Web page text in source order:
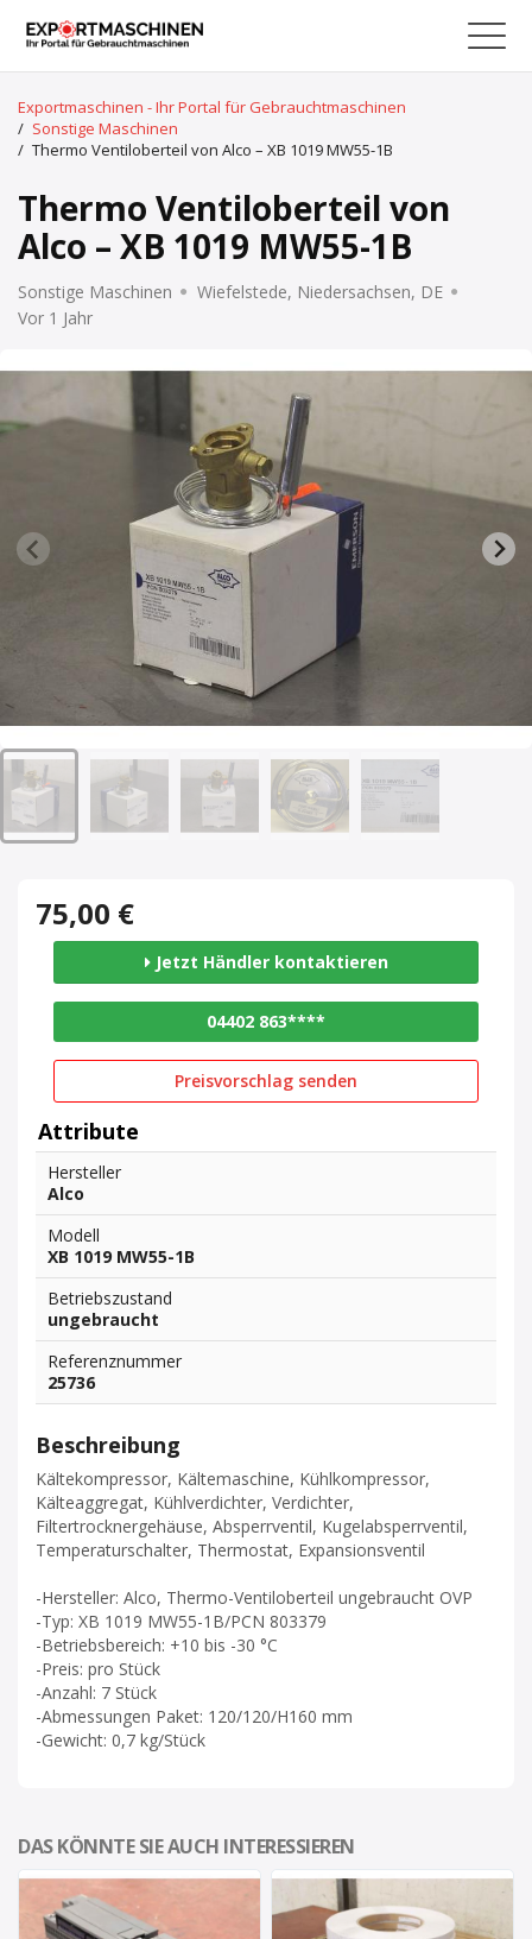
Exportmaschinen - Ihr Portal für Gebrauchtmaschinen
/ Sonstige Maschinen
/ Thermo Ventiloberteil von Alco – XB 1019 MW55-1B
Thermo Ventiloberteil von
Alco – XB 1019 MW55-1B
Sonstige Maschinen
Wiefelstede, Niedersachsen, DE
Vor 1 Jahr
75,00 €
Jetzt Händler kontaktieren
04402 863****
Preisvorschlag senden
Attribute
Hersteller
Alco
Modell
XB 1019 MW55-1B
Betriebszustand
ungebraucht
Referenznummer
25736
Beschreibung
Kältekompressor, Kältemaschine, Kühlkompressor,
Kälteaggregat, Kühlverdichter, Verdichter,
Filtertrocknergehäuse, Absperrventil, Kugelabsperrventil,
Temperaturschalter, Thermostat, Expansionsventil
-Hersteller: Alco, Thermo-Ventiloberteil ungebraucht OVP
-Typ: XB 1019 MW55-1B/PCN 803379
-Betriebsbereich: +10 bis -30 °C
-Preis: pro Stück
-Anzahl: 7 Stück
-Abmessungen Paket: 120/120/H160 mm
-Gewicht: 0,7 kg/Stück
DAS KÖNNTE SIE AUCH INTERESSIEREN